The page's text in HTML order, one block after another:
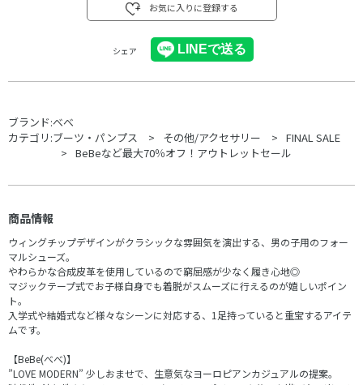
お気に入りに登録する
シェア
ブランド:べべ
カテゴリ:ブーツ・パンプス その他/アクセサリー
FINAL SALE
BeBeなど最大70％オフ！アウトレットセール
商品情報
ウィングチップデザインがクラシックな雰囲気を演出する、男の子用のフォー
マルシューズ。
やわらかな合成皮革を使用しているので窮屈感が少なく履き心地◎
マジックテープ式でお子様自身でも着脱がスムーズに行えるのが嬉しいポイン
ト。
入学式や結婚式など様々なシーンに対応する、1足持っていると重宝するアイテ
ムです。
【BeBe(べべ)】
”LOVE MODERN” 少しおませで、生意気なヨーロピアンカジュアルの提案。